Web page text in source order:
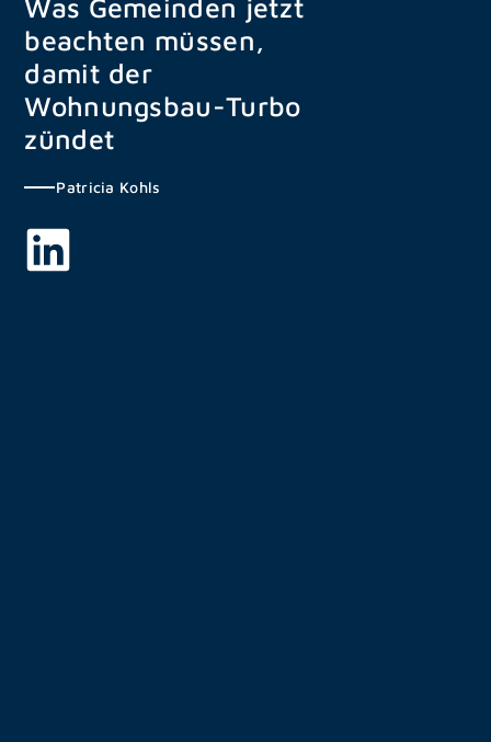
Zum
Inhalt
springen
Was Gemeinden jetzt
beachten müssen,
damit der
Wohnungsbau-Turbo
zündet
Patricia Kohls